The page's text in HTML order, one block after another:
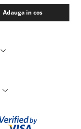
Adauga in cos